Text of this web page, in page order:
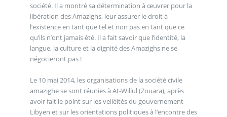
société. Il a montré sa détermination à œuvrer pour la
libération des Amazighs, leur assurer le droit à
l’existence en tant que tel et non pas en tant que ce
qu’ils n’ont jamais été. Il a fait savoir que l’identité, la
langue, la culture et la dignité des Amazighs ne se
négocieront pas !
Le 10 mai 2014, les organisations de la société civile
amazighe se sont réunies à At-Willul (Zouara), après
avoir fait le point sur les velléités du gouvernement
Libyen et sur les orientations politiques à l’encontre des